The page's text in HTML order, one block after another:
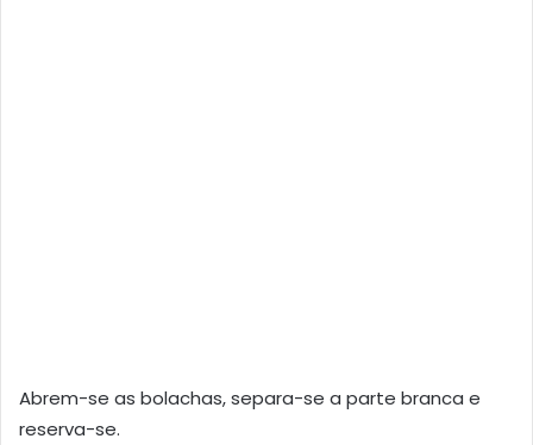
Abrem-se as bolachas, separa-se a parte branca e
reserva-se.